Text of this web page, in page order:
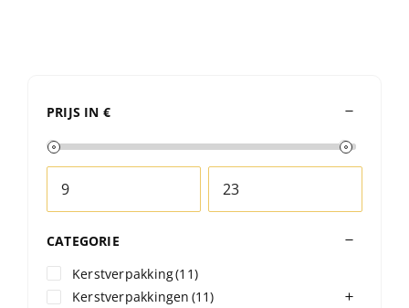
PRIJS IN €
CATEGORIE
Kerstverpakking(11)
Kerstverpakkingen (11)